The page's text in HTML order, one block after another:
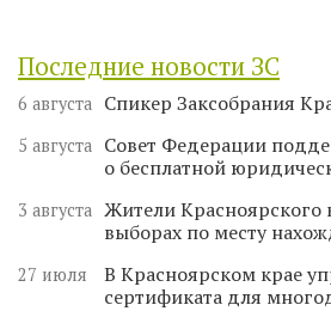
Последние новости ЗС
6 августа Спикер Заксобрания
5 августа
Совет Федерации
о бесплатной
3 августа Жители Красноярского
выборах по месту
27 июля
В Красноярском крае
сертификата для